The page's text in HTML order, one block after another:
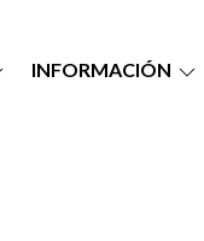
INFORMACIÓN